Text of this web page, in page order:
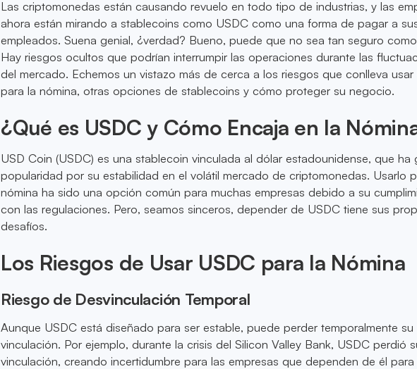
Las criptomonedas están causando revuelo en todo tipo de industrias, y las
ahora están mirando a stablecoins como USDC como una forma de pagar a
empleados. Suena genial, ¿verdad? Bueno, puede que no sea tan seguro
Hay riesgos ocultos que podrían interrumpir las operaciones durante las
del mercado. Echemos un vistazo más de cerca a los riesgos que conlleva usar
para la nómina, otras opciones de stablecoins y cómo proteger su negocio.
¿Qué es USDC y Cómo Encaja en la
USD Coin (USDC) es una stablecoin vinculada al dólar estadounidense, que ha
popularidad por su estabilidad en el volátil mercado de criptomonedas. Usarlo
nómina ha sido una opción común para muchas empresas debido a su
con las regulaciones. Pero, seamos sinceros, depender de USDC tiene sus
desafíos.
Los Riesgos de Usar USDC para la Nómina
Riesgo de Desvinculación Temporal
Aunque USDC está diseñado para ser estable, puede perder temporalmente su
vinculación. Por ejemplo, durante la crisis del Silicon Valley Bank, USDC perdió
vinculación, creando incertidumbre para las empresas que dependen de él para